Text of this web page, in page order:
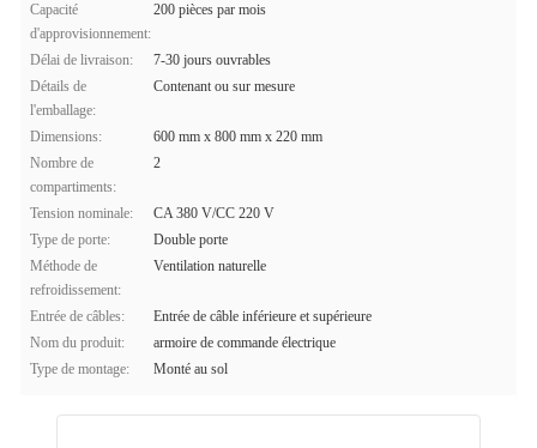
Capacité
d'approvisionnement:
200 pièces par mois
Délai de livraison:
7-30 jours ouvrables
Détails de
l'emballage:
Contenant ou sur mesure
Dimensions:
600 mm x 800 mm x 220 mm
Nombre de
compartiments:
2
Tension nominale:
CA 380 V/CC 220 V
Type de porte:
Double porte
Méthode de
refroidissement:
Ventilation naturelle
Entrée de câbles:
Entrée de câble inférieure et supérieure
Nom du produit:
armoire de commande électrique
Type de montage:
Monté au sol